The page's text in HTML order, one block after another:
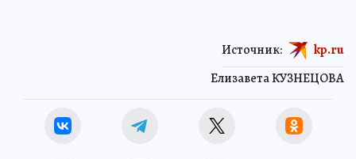
Елизавета КУЗНЕЦОВА
Источник: kp.ru